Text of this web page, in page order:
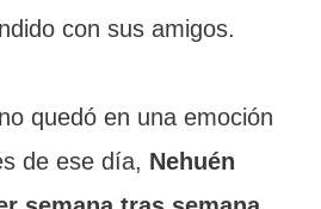
con sus amigos.
quedó en una emoción
de ese día, Nehuén